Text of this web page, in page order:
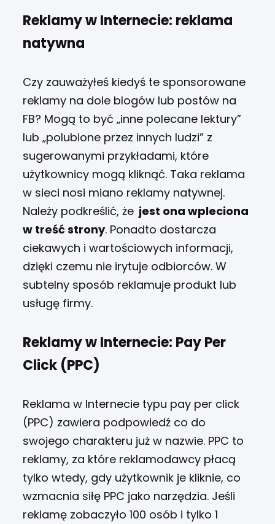
Reklamy w Internecie: reklama
natywna
Czy zauważyłeś kiedyś te sponsorowane
reklamy na dole blogów lub postów na
FB? Mogą to być „inne polecane lektury”
lub „polubione przez innych ludzi” z
sugerowanymi przykładami, które
użytkownicy mogą kliknąć. Taka reklama
w sieci nosi miano reklamy natywnej.
Należy podkreślić, że jest ona wpleciona
w treść strony. Ponadto dostarcza
ciekawych i wartościowych informacji,
dzięki czemu nie irytuje odbiorców. W
subtelny sposób reklamuje produkt lub
usługę firmy.
Reklamy w Internecie: Pay Per
Click (PPC)
Reklama w Internecie typu pay per click
(PPC) zawiera podpowiedź co do
swojego charakteru już w nazwie. PPC to
reklamy, za które reklamodawcy płacą
tylko wtedy, gdy użytkownik je kliknie, co
wzmacnia siłę PPC jako narzędzia. Jeśli
reklamę zobaczyło 100 osób i tylko 1